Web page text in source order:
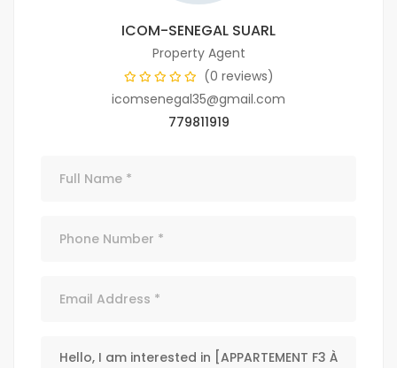
ICOM-SENEGAL SUARL
Property Agent
(0 reviews)
icomsenegal35@gmail.com
779811919